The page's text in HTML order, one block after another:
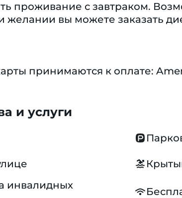
проживание с завтраком.
желании вы можете заказать
принимаются к оплате:
и услуги
инвалидных